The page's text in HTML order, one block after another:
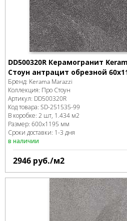
DD500320R Керамогранит
Стоун антрацит обрезной
Бренд: Kerama Marazzi
Коллекция: Про Стоун
Артикул: DD500320R
Код товара: SD-251535-99
В коробке: 2 шт, 1.434 м2
Размер: 600x1195 мм
Сроки доставки: 1-3 дня
в наличии
2946 руб./м2